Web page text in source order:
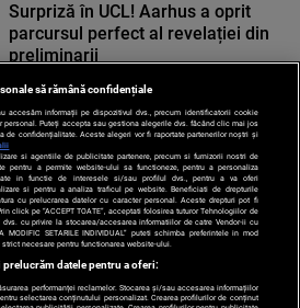
Surpriză în UCL! Aarhus a oprit
parcursul perfect al revelației din
preliminarii
să rămână confidențiale
accesăm informații pe dispozitivul dvs., precum identificatorii cookie
personal. Puteți accepta sau gestiona alegerile dvs. făcând clic mai jos
de confidențialitate. Aceste alegeri vor fi raportate partenerilor noștri și
si agentiile de publicitate partenere, precum si furnizorii nostri de
pentru a permite website-ului sa functioneze, pentru a personaliza
in functie de interesele si/sau profilul dvs., pentru a va oferi
si pentru a analiza traficul pe website. Beneficiati de drepturile
cu prelucrarea datelor cu caracter personal. Aceste drepturi pot fi
click pe “ACCEPT TOATE”, acceptati folosirea tuturor Tehnologiilor de
cu privire la stocarea/accesarea informatiilor de catre Vendor-ii cu
MODIFIC SETARILE INDIVIDUAL” puteti schimba preferintele in mod
necesare pentru functionarea website-ului.
datele pentru a oferi:
performanței reclamelor. Stocarea și/sau accesarea informațiilor
selectarea conținutului personalizat. Crearea profilurilor de conținut